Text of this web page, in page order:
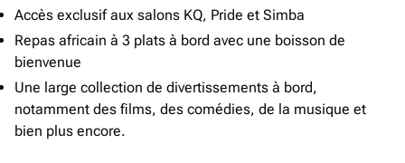
Accès exclusif aux salons KQ, Pride et Simba
Repas africain à 3 plats à bord avec une boisson de
bienvenue
Une large collection de divertissements à bord,
notamment des films, des comédies, de la musique et
bien plus encore.